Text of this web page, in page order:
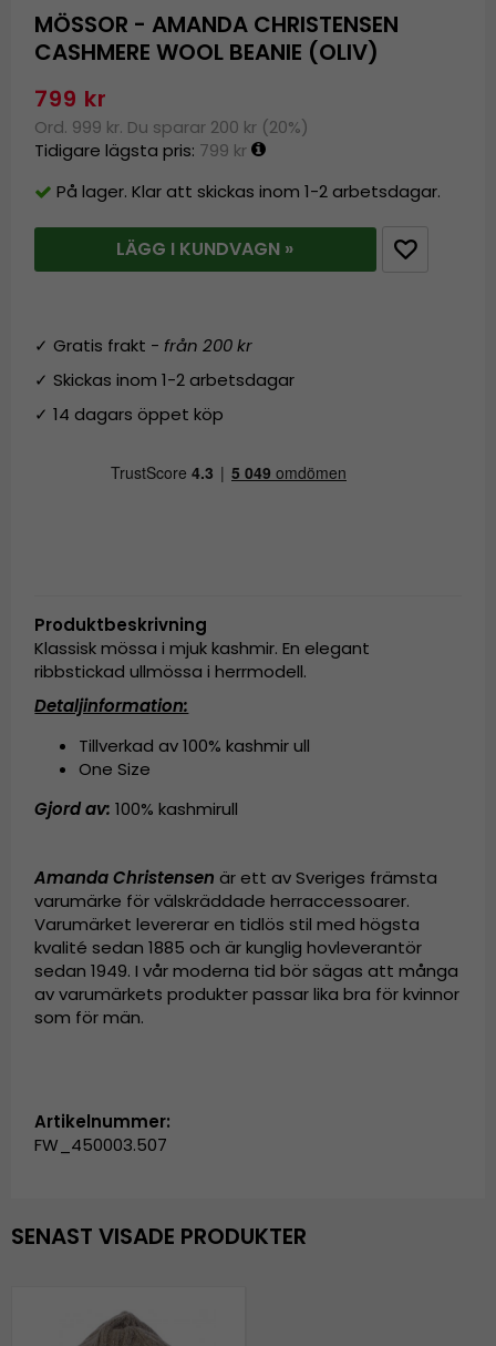
MÖSSOR - AMANDA CHRISTENSEN
CASHMERE WOOL BEANIE (OLIV)
799 kr
Ord. 999 kr. Du sparar 200 kr (20%)
Tidigare lägsta pris: 799 kr
På lager. Klar att skickas inom 1-2 arbetsdagar.
LÄGG I KUNDVAGN »
✓ Gratis frakt -från 200 kr
✓ Skickas inom 1-2 arbetsdagar
✓ 14 dagars öppet köp
Produktbeskrivning
Klassisk mössa i mjuk kashmir. En elegant
ribbstickad ullmössa i herrmodell.
Detaljinformation:
Tillverkad av 100% kashmir ull
One Size
Gjord av: 100% kashmirull
Amanda Christensenär ett av Sveriges främsta
varumärke för välskräddade herraccessoarer.
Varumärket levererar en tidlös stil med högsta
kvalité sedan 1885 och är kunglig hovleverantör
sedan 1949. I vår moderna tid bör sägas att många
av varumärkets produkter passar lika bra för kvinnor
som för män.
Artikelnummer:
FW_450003.507
SENAST VISADE PRODUKTER